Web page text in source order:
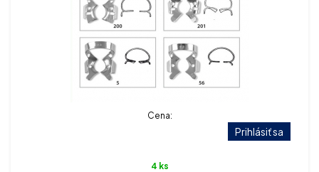
Cena:
Prihlásiť sa
4 ks